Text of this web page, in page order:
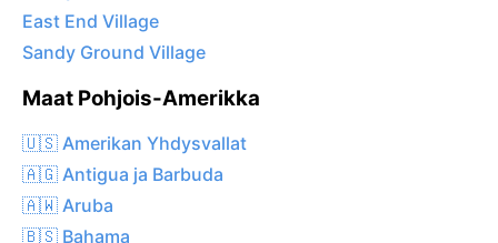
East End Village
Sandy Ground Village
Maat Pohjois-Amerikka
🇺🇸 Amerikan Yhdysvallat
🇦🇬 Antigua ja Barbuda
🇦🇼 Aruba
🇧🇸 Bahama